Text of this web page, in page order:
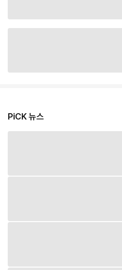
PiCK 뉴스